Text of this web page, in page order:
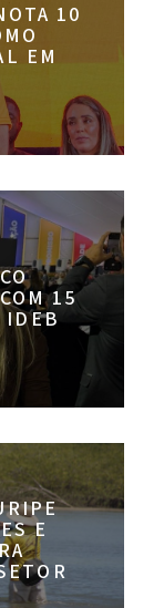
10
EM
15
IDEB
E